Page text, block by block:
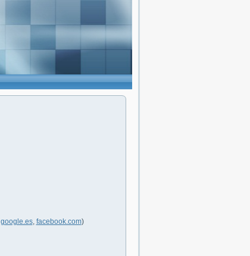
google.es, facebook.com)